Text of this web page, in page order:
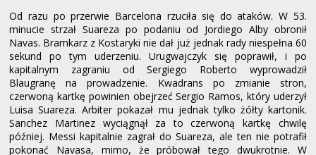
Od razu po przerwie Barcelona rzuciła się do ataków. W 53.
minucie strzał Suareza po podaniu od Jordiego Alby obronił
Navas. Bramkarz z Kostaryki nie dał już jednak rady niespełna 60
sekund po tym uderzeniu. Urugwajczyk się poprawił, i po
kapitalnym zagraniu od Sergiego Roberto wyprowadził
Blaugranę na prowadzenie. Kwadrans po zmianie stron,
czerwoną kartkę powinien obejrzeć Sergio Ramos, który uderzył
Luisa Suareza. Arbiter pokazał mu jednak tylko żółty kartonik.
Sanchez Martinez wyciągnął za to czerwoną kartkę chwilę
później. Messi kapitalnie zagrał do Suareza, ale ten nie potrafił
pokonać Navasa, mimo, że próbował tego dwukrotnie. W